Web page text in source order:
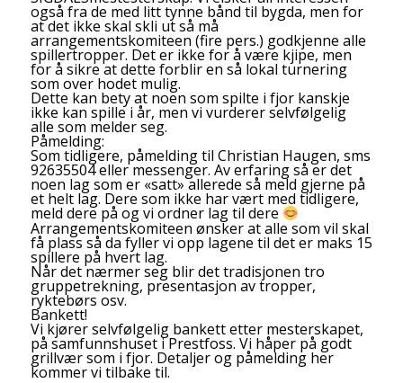
også fra de med litt tynne bånd til bygda, men for
at det ikke skal skli ut så må
arrangementskomiteen (fire pers.) godkjenne alle
spillertropper. Det er ikke for å være kjipe, men
for å sikre at dette forblir en så lokal turnering
som over hodet mulig.
Dette kan bety at noen som spilte i fjor kanskje
ikke kan spille i år, men vi vurderer selvfølgelig
alle som melder seg.
Påmelding:
Som tidligere, påmelding til Christian Haugen, sms
92635504 eller messenger. Av erfaring så er det
noen lag som er «satt» allerede så meld gjerne på
et helt lag. Dere som ikke har vært med tidligere,
meld dere på og vi ordner lag til dere
Arrangementskomiteen ønsker at alle som vil skal
få plass så da fyller vi opp lagene til det er maks 15
spillere på hvert lag.
Når det nærmer seg blir det tradisjonen tro
gruppetrekning, presentasjon av tropper,
ryktebørs osv.
Bankett!
Vi kjører selvfølgelig bankett etter mesterskapet,
på samfunnshuset i Prestfoss. Vi håper på godt
grillvær som i fjor. Detaljer og påmelding her
kommer vi tilbake til.